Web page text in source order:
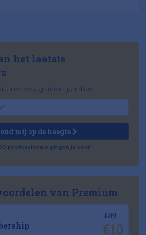
het laatste
nieuws, gratis in je inbox
mij op de hoogte
professionals gingen je voor!
van Premium
€39
€10